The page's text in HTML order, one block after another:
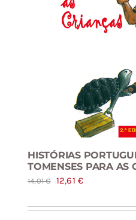
HISTÓRIAS
TOMENSES PARA AS
14,01€
O
original
12,61€O
atual